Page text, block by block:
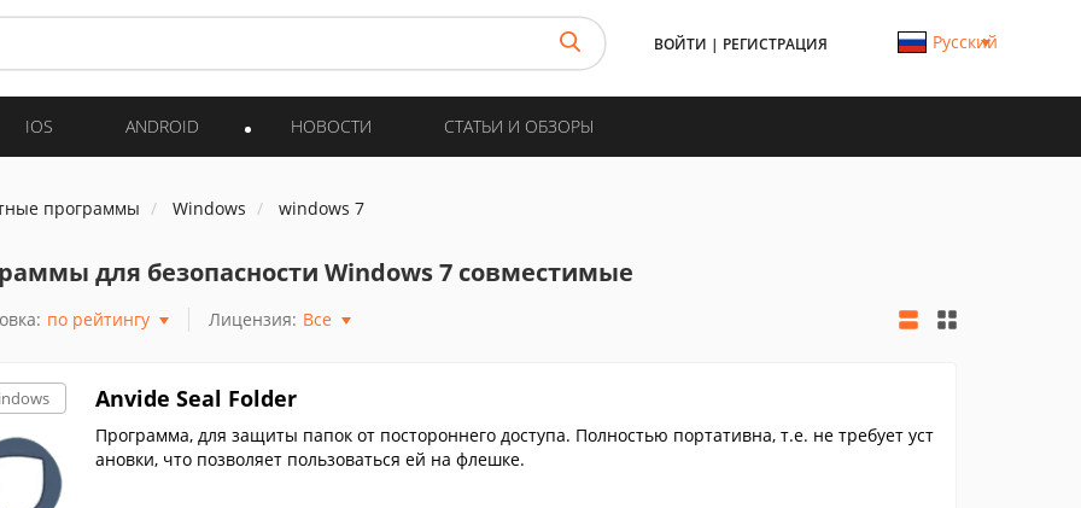
ВОЙТИ | РЕГИСТРАЦИЯ Русский
IOS ANDROID НОВОСТИ СТАТЬИ И ОБЗОРЫ
программы Windows windows 7
для безопасности Windows 7 совместимые
по рейтингу Лицензия: Все
Anvide Seal Folder
Программа, для защиты папок от постороннего доступа. Полностью портативна, т.е. не требует уст
ановки, что позволяет пользоваться ей на флешке.